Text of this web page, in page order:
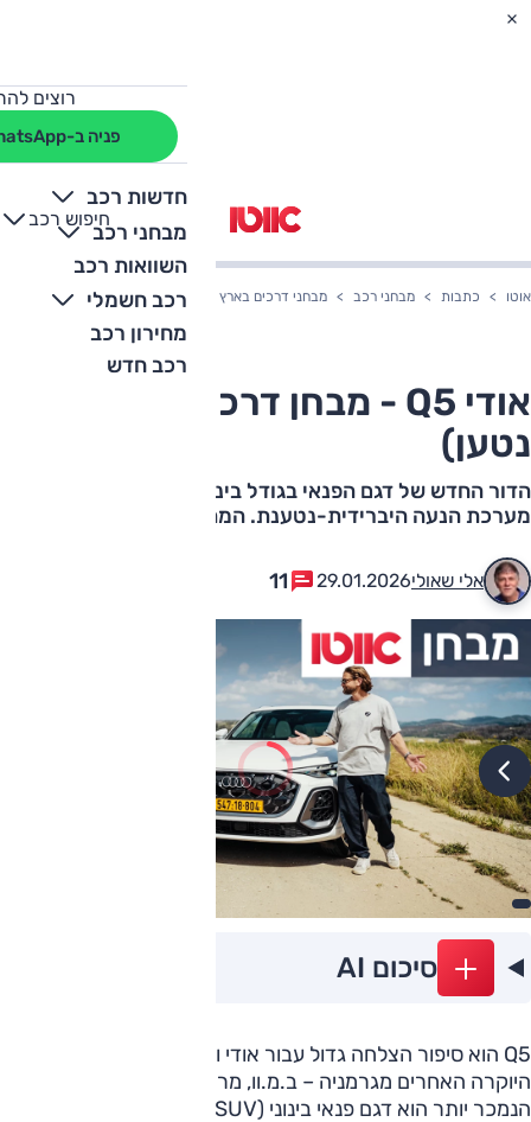
רוצים
פניה ב-WhatsApp
חדשות רכב
מבחני רכב
השוואות רכב
רכב חשמלי
מחירון רכב
רכב חדש
חיפוש רכב
+
-
אוטו כתבות מבחני רכב מבחני דרכים בארץ אודי Q5 - מבחן דרכים (היברידי נטען)
אודי Q5 - מבחן דרכים (היברידי
נטען)
הדור החדש של דגם הפנאי בגודל בינוני של אודי מוצע גם עם
מערכת הנעה היברידית-נטענת. המתכון נשמר, הביצוע שופר
אלי שאולי29.01.2026
11
סיכום AI
Q5 הוא סיפור הצלחה גדול עבור אודי וזה לא מפתיע. גם במותגי
היוקרה האחרים מגרמניה – ב.מ.וו, מרצדס, פורשה – הרכב